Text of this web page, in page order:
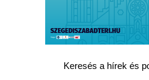
Keresés a hírek és